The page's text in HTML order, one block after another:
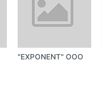
"EXPONENT" ООО